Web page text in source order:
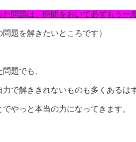
問題は、時間をおいて必ずもう一
題を解きたいところです）
題でも、
で解ききれないものも多くあるは
やっと本当の力になってきます。